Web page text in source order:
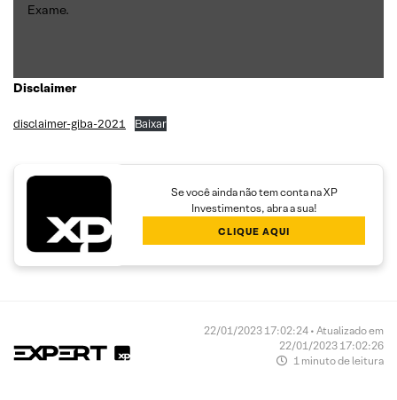
Exame.
Disclaimer
disclaimer-giba-2021 Baixar
Se você ainda não tem conta na XP
Investimentos, abra a sua!
CLIQUE AQUI
22/01/2023 17:02:24 • Atualizado em
22/01/2023 17:02:26
1 minuto de leitura